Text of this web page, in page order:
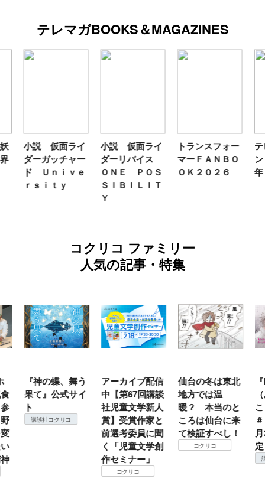
テレマガBOOKS＆MAGAZINES
小説 仮面ライ
ダーガッチャー
ド Ｕｎｉｖｅ
ｒｓｉｔｙ
小説 仮面ライ
ダーリバイス
ＯＮＥ ＰＯＳ
ＳＩＢＩＬＩＴ
Ｙ
トランスフォー
マーＦＡＮＢＯ
ＯＫ２０２６
コクリコ ファミリー
人気の記事・特集
『神の蝶、舞う
果て』公式サイ
ト
講談社コクリコ
アーカイブ配信
中【第67回講談
社児童文学新人
賞】受賞作家と
前選考委員に聞
く「児童文学創
作セミナー」
コクリコ
仙台の冬は東北
地方では温
暖？ 本当のと
ころは仙台に来
て検証すべし！
コクリコ